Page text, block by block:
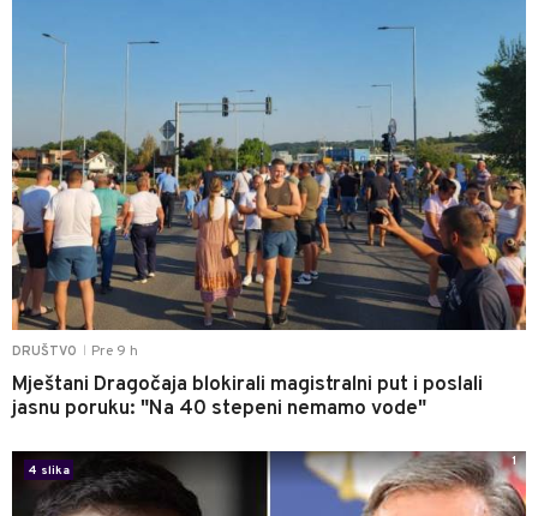
DRUŠTVO Pre 9 h
Mještani Dragočaja blokirali magistralni put i poslali
jasnu poruku: "Na 40 stepeni nemamo vode"
4 slika
1